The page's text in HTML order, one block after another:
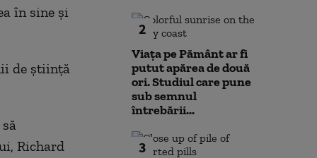
în sine și
de știință
Richard
2
Viața pe Pământ ar fi
putut apărea de două
ori. Studiul care pune
sub semnul
întrebării...
3